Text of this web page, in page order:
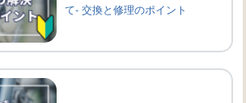
て- 交換と修理のポイント